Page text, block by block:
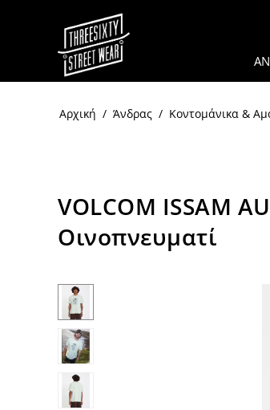
Αρχική / Άνδρας / Κοντομάνικα &
VOLCOM ISSAM
Οινοπνευματί